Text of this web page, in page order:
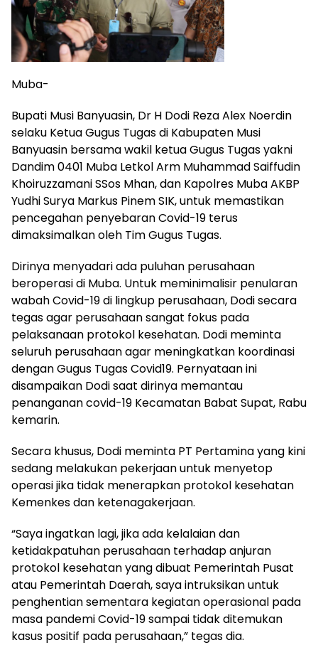
Muba-
Bupati Musi Banyuasin, Dr H Dodi Reza Alex Noerdin
selaku Ketua Gugus Tugas di Kabupaten Musi
Banyuasin bersama wakil ketua Gugus Tugas yakni
Dandim 0401 Muba Letkol Arm Muhammad Saiffudin
Khoiruzzamani SSos Mhan, dan Kapolres Muba AKBP
Yudhi Surya Markus Pinem SIK, untuk memastikan
pencegahan penyebaran Covid-19 terus
dimaksimalkan oleh Tim Gugus Tugas.
Dirinya menyadari ada puluhan perusahaan
beroperasi di Muba. Untuk meminimalisir penularan
wabah Covid-19 di lingkup perusahaan, Dodi secara
tegas agar perusahaan sangat fokus pada
pelaksanaan protokol kesehatan. Dodi meminta
seluruh perusahaan agar meningkatkan koordinasi
dengan Gugus Tugas Covid19. Pernyataan ini
disampaikan Dodi saat dirinya memantau
penanganan covid-19 Kecamatan Babat Supat, Rabu
kemarin.
Secara khusus, Dodi meminta PT Pertamina yang kini
sedang melakukan pekerjaan untuk menyetop
operasi jika tidak menerapkan protokol kesehatan
Kemenkes dan ketenagakerjaan.
“Saya ingatkan lagi, jika ada kelalaian dan
ketidakpatuhan perusahaan terhadap anjuran
protokol kesehatan yang dibuat Pemerintah Pusat
atau Pemerintah Daerah, saya intruksikan untuk
penghentian sementara kegiatan operasional pada
masa pandemi Covid-19 sampai tidak ditemukan
kasus positif pada perusahaan,” tegas dia.